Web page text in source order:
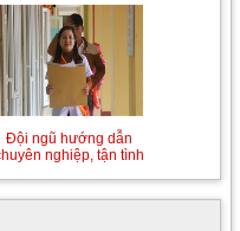
Đội ngũ hướng dẫn
nghiệp, tận tình